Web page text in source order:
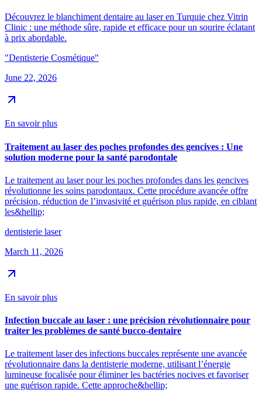
Découvrez le blanchiment dentaire au laser en Turquie chez Vitrin
Clinic : une méthode sûre, rapide et efficace pour un sourire éclatant
à prix abordable.
"Dentisterie Cosmétique"
June 22, 2026
En savoir plus
Traitement au laser des poches profondes des gencives : Une
solution moderne pour la santé parodontale
Le traitement au laser pour les poches profondes dans les gencives
révolutionne les soins parodontaux. Cette procédure avancée offre
précision, réduction de l’invasivité et guérison plus rapide, en ciblant
les&hellip;
dentisterie laser
March 11, 2026
En savoir plus
Infection buccale au laser : une précision révolutionnaire pour
traiter les problèmes de santé bucco-dentaire
Le traitement laser des infections buccales représente une avancée
révolutionnaire dans la dentisterie moderne, utilisant l’énergie
lumineuse focalisée pour éliminer les bactéries nocives et favoriser
une guérison rapide. Cette approche&hellip;